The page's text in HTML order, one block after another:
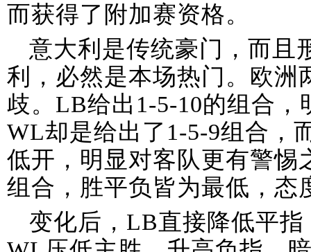
而获得了附加赛资格。
意大利是传统豪门，而且
利，必然是本场热门。欧洲
歧。LB给出1-5-10的组合
WL却是给出了1-5-9组合，
低开，明显对客队更有警惕
组合，胜平负皆为最低，态
变化后，LB直接降低平